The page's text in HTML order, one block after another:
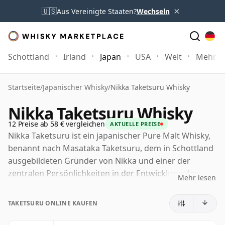
🇺🇸Aus Vereinigte Staaten?Wechseln ×
Schottland Irland Japan USA Welt Mehr
Startseite/Japanischer Whisky/Nikka Taketsuru Whisky
Nikka Taketsuru Whisky
12 Preise ab 58 € vergleichen AKTUELLE PREISE
Nikka Taketsuru ist ein japanischer Pure Malt Whisky,
benannt nach Masataka Taketsuru, dem in Schottland
ausgebildeten Gründer von Nikka und einer der
zentralen Persönlichkeiten in der Entwicklung des
Nikkas Destillerien Yoichi und Miyagikyo und verbindet
Mehr lesen
TAKETSURU ONLINE KAUFEN